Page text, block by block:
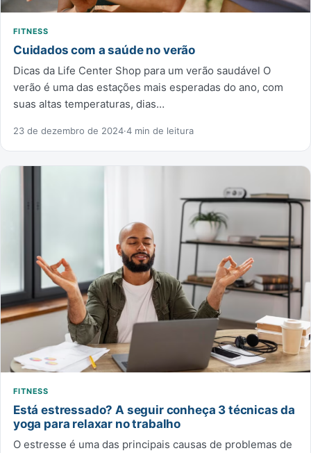
FITNESS
Cuidados com a saúde no verão
Dicas da Life Center Shop para um verão saudável O
verão é uma das estações mais esperadas do ano, com
suas altas temperaturas, dias…
23 de dezembro de 2024·4 min de leitura
FITNESS
Está estressado? A seguir conheça 3 técnicas da
yoga para relaxar no trabalho
O estresse é uma das principais causas de problemas de